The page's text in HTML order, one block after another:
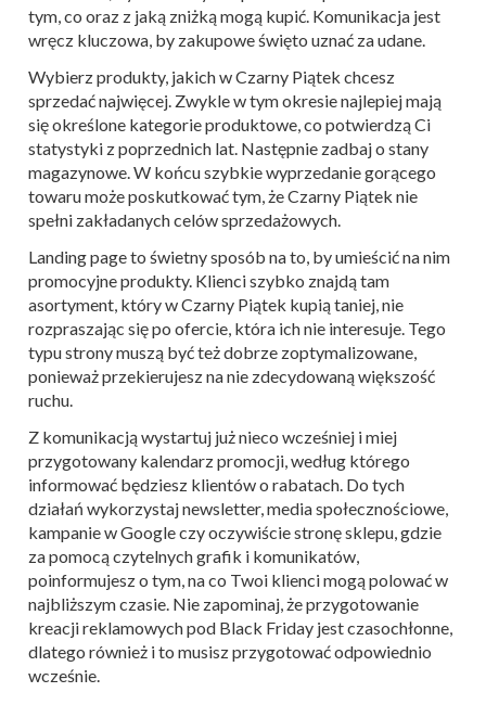
tym, co oraz z jaką zniżką mogą kupić. Komunikacja jest
wręcz kluczowa, by zakupowe święto uznać za udane.
Wybierz produkty, jakich w Czarny Piątek chcesz
sprzedać najwięcej. Zwykle w tym okresie najlepiej mają
się określone kategorie produktowe, co potwierdzą Ci
statystyki z poprzednich lat. Następnie zadbaj o stany
magazynowe. W końcu szybkie wyprzedanie gorącego
towaru może poskutkować tym, że Czarny Piątek nie
spełni zakładanych celów sprzedażowych.
Landing page to świetny sposób na to, by umieścić na nim
promocyjne produkty. Klienci szybko znajdą tam
asortyment, który w Czarny Piątek kupią taniej, nie
rozpraszając się po ofercie, która ich nie interesuje. Tego
typu strony muszą być też dobrze zoptymalizowane,
ponieważ przekierujesz na nie zdecydowaną większość
ruchu.
Z komunikacją wystartuj już nieco wcześniej i miej
przygotowany kalendarz promocji, według którego
informować będziesz klientów o rabatach. Do tych
działań wykorzystaj newsletter, media społecznościowe,
kampanie w Google czy oczywiście stronę sklepu, gdzie
za pomocą czytelnych grafik i komunikatów,
poinformujesz o tym, na co Twoi klienci mogą polować w
najbliższym czasie. Nie zapominaj, że przygotowanie
kreacji reklamowych pod Black Friday jest czasochłonne,
dlatego również i to musisz przygotować odpowiednio
wcześnie.